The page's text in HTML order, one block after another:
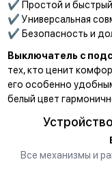
✔ Простой и
✔ Универсальная
✔ Безопасность и
Выключатель с
тех, кто ценит
его особенно
белый цвет
Все механизмы и